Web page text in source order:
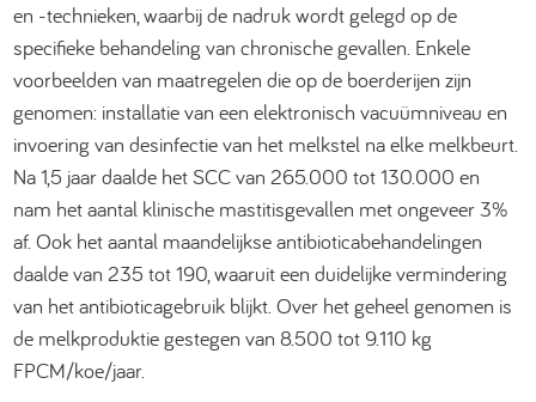
en -technieken, waarbij de nadruk wordt gelegd op de
specifieke behandeling van chronische gevallen. Enkele
voorbeelden van maatregelen die op de boerderijen zijn
genomen: installatie van een elektronisch vacuümniveau en
invoering van desinfectie van het melkstel na elke melkbeurt.
Na 1,5 jaar daalde het SCC van 265.000 tot 130.000 en
nam het aantal klinische mastitisgevallen met ongeveer 3%
af. Ook het aantal maandelijkse antibioticabehandelingen
daalde van 235 tot 190, waaruit een duidelijke vermindering
van het antibioticagebruik blijkt. Over het geheel genomen is
de melkproduktie gestegen van 8.500 tot 9.110 kg
FPCM/koe/jaar.